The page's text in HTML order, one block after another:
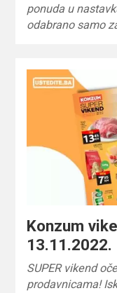
ponuda u
odabrano samo
Konzum
13.11.2022.
SUPER vikend
prodavnicama!